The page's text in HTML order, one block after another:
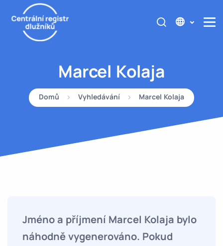
Marcel Kolaja
Domů Vyhledávání Marcel Kolaja
Jméno a příjmení Marcel Kolaja bylo
náhodně vygenerováno. Pokud